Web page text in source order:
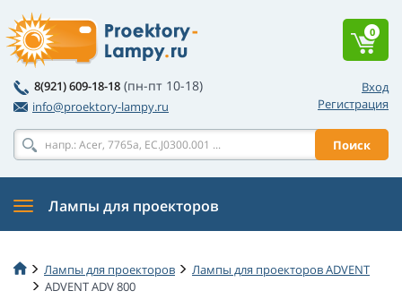
Вход
Регистрация
8(921) 609-18-18 (пн-пт 10-18)
info@proektory-lampy.ru
Поиск
0
Лампы для проекторов
Лампы для проекторов
Лампы для проекторов ADVENT
ADVENT ADV 800